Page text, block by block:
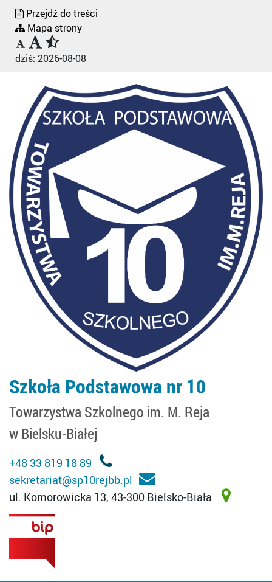
Przejdź do treści
Mapa strony
dziś: 2026-08-08
Szkoła Podstawowa nr 10
Towarzystwa Szkolnego im. M. Reja
w Bielsku-Białej
+48 33 819 18 89
sekretariat@sp10rejbb.pl
ul. Komorowicka 13, 43-300 Bielsko-Biała